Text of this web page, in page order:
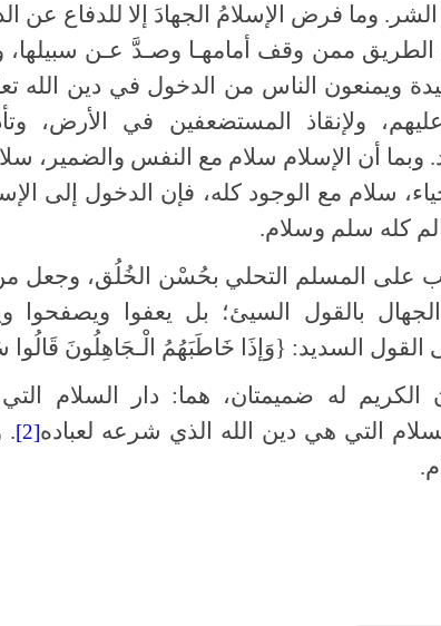
وما فرض الإسلامُ الجهادَ إلا للدفاع عن
الطريق ممن وقف أمامهـا وصـدَّ عـن سبيلها،
ويمنعون الناس من الدخول في دين الله
ولإنقاذ المستضعفين في الأرض،
وبما أن الإسلام سلام مع النفس والضمير،
سلام مع الوجود كله، فإن الدخول إلى
كله سلم وسلام.
على المسلم التحلي بحُسْن الخُلُق، وجعل
بالقول السيئ؛ بل يعفوا ويصفحوا
القول السديد: {وَإذَا خَاطَبَهُمُ الْـجَاهِلُونَ قَالُوا
الكريم له ضميمتان، هما: دار السلام
التي هي دين الله الذي شرعه لعباده[2]
.